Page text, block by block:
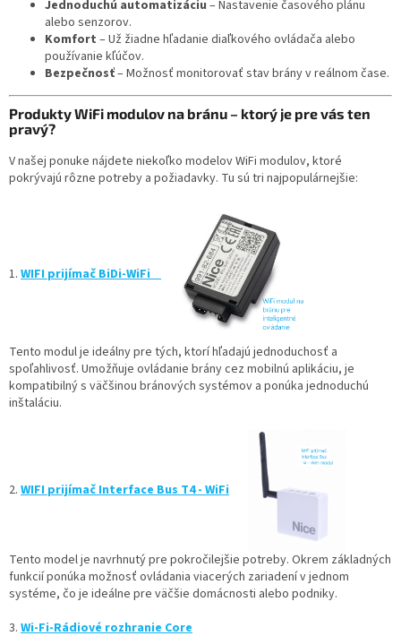
Jednoduchú automatizáciu – Nastavenie časového plánu
alebo senzorov.
Komfort – Už žiadne hľadanie diaľkového ovládača alebo
používanie kľúčov.
Bezpečnosť– Možnosť monitorovať stav brány v reálnom čase.
Produkty WiFi modulov na bránu – ktorý je pre vás ten
pravý?
V našej ponuke nájdete niekoľko modelov WiFi modulov, ktoré
pokrývajú rôzne potreby a požiadavky. Tu sú tri najpopulárnejšie:
1. WIFI prijímač BiDi-WiFi
Tento modul je ideálny pre tých, ktorí hľadajú jednoduchosť a
spoľahlivosť. Umožňuje ovládanie brány cez mobilnú aplikáciu, je
kompatibilný s väčšinou bránových systémov a ponúka jednoduchú
inštaláciu.
2. WIFI prijímač Interface Bus T4 - WiFi
Tento model je navrhnutý pre pokročilejšie potreby. Okrem základných
funkcií ponúka možnosť ovládania viacerých zariadení v jednom
systéme, čo je ideálne pre väčšie domácnosti alebo podniky.
3. Wi-Fi-Rádiové rozhranie Core